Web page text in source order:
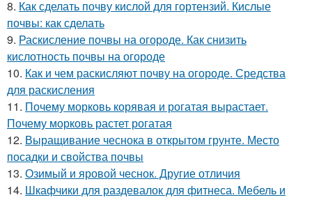
8. Как сделать почву кислой для гортензий. Кислые
почвы: как сделать
9. Раскисление почвы на огороде. Как снизить
кислотность почвы на огороде
10. Как и чем раскисляют почву на огороде. Средства
для раскисления
11. Почему морковь корявая и рогатая вырастает.
Почему морковь растет рогатая
12. Выращивание чеснока в открытом грунте. Место
посадки и свойства почвы
13. Озимый и яровой чеснок. Другие отличия
14. Шкафчики для раздевалок для фитнеса. Мебель и